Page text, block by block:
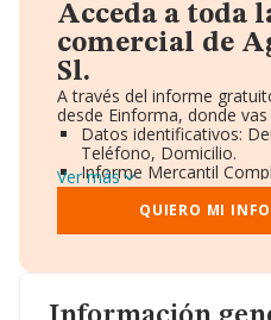
Acceda a toda
comercial de
Sl.
A través del informe
desde Einforma, donde
Datos identificativos:
Teléfono, Domicilio.
Informe Mercantil
Gráficos de Evolución
Consejo de
Directivos y Ejecutivos.
Información oficial y
Ver más
QUIERO MI